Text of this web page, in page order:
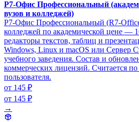
Р7-Офис Профессиональный
вузов и колледжей)
Р7-Офис Профессиональный (R7-
колледжей по академической цене —
редакторы текстов, таблиц и
Windows, Linux и macOS или Сервер
учебного заведения. Состав и
коммерческих лицензий. Считается по
пользователя.
от 145 ₽
от 145 ₽
→